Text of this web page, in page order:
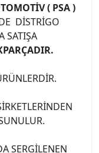
( PSA )
DİSTRİGO
SATIŞA
SERGİLENEN